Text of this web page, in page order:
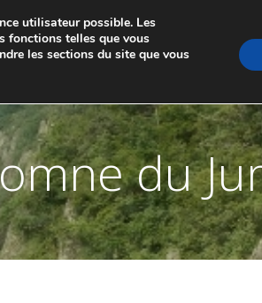
DAMES ET PONTAILLER-
du
utilisateur possible. Les
fonctions telles que vous
les sections du site que vous